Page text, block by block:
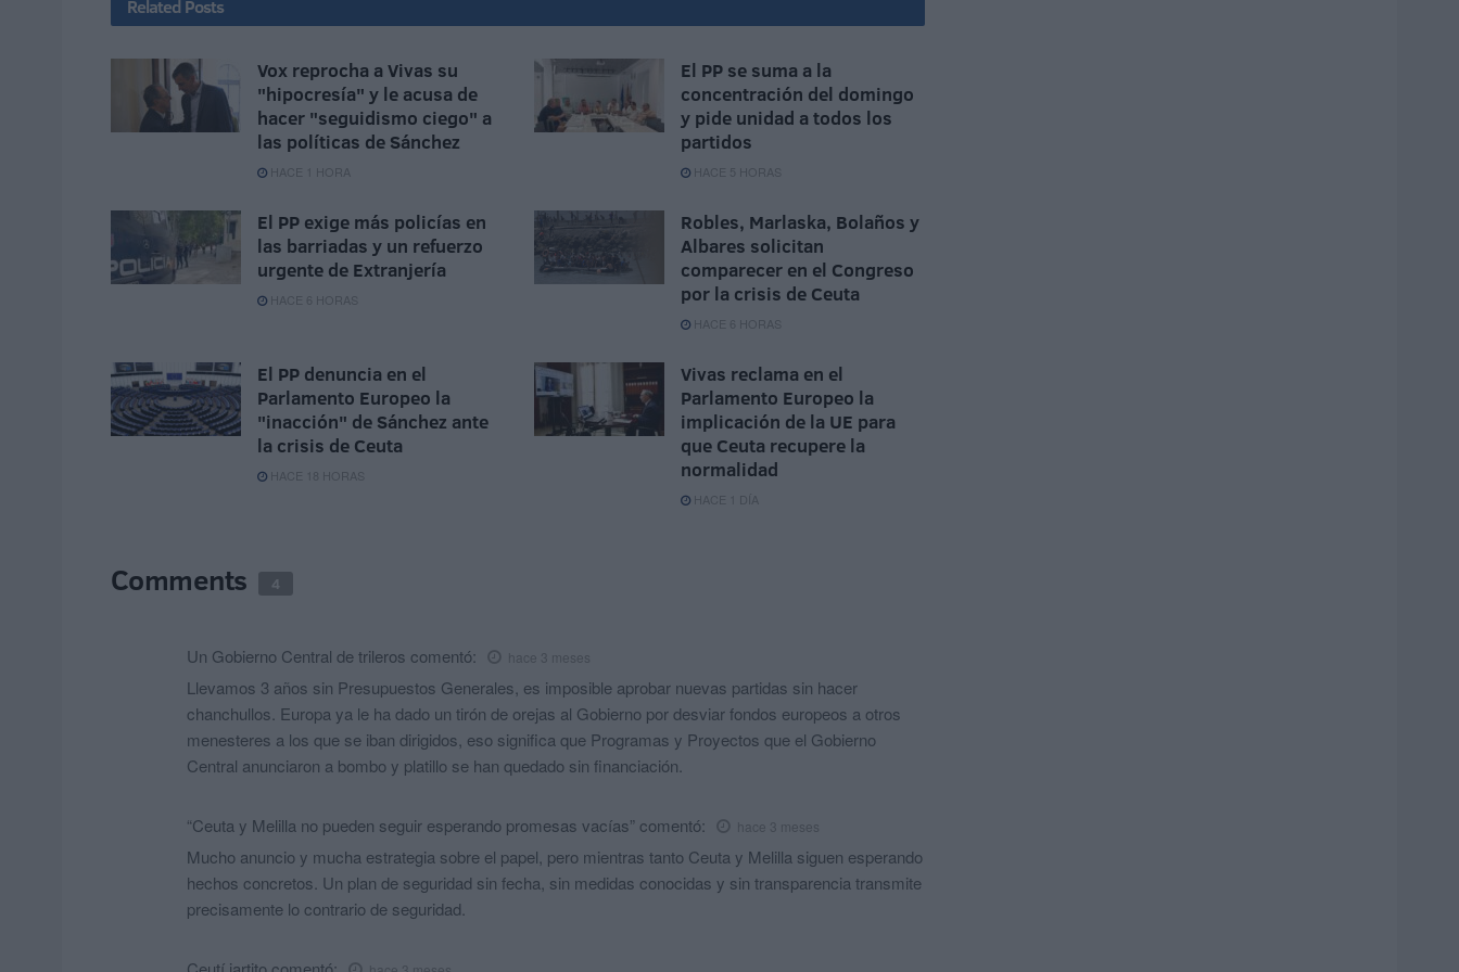
Related Posts
Vox reprocha a Vivas su
"hipocresía" y le acusa de
hacer "seguidismo ciego" a
las políticas de Sánchez
HACE 1 HORA
El PP se suma a la
concentración del domingo
y pide unidad a todos los
partidos
HACE 5 HORAS
El PP exige más policías en
las barriadas y un refuerzo
urgente de Extranjería
HACE 6 HORAS
Robles, Marlaska, Bolaños y
Albares solicitan
comparecer en el Congreso
por la crisis de Ceuta
HACE 6 HORAS
El PP denuncia en el
Parlamento Europeo la
"inacción" de Sánchez ante
la crisis de Ceuta
HACE 18 HORAS
Vivas reclama en el
Parlamento Europeo la
implicación de la UE para
que Ceuta recupere la
normalidad
HACE 1 DÍA
Comments 4
Un Gobierno Central de trileros comentó: hace 3 meses
Llevamos 3 años sin Presupuestos Generales, es imposible aprobar nuevas partidas sin hacer
chanchullos. Europa ya le ha dado un tirón de orejas al Gobierno por desviar fondos europeos a otros
menesteres a los que se iban dirigidos, eso significa que Programas y Proyectos que el Gobierno
Central anunciaron a bombo y platillo se han quedado sin financiación.
“Ceuta y Melilla no pueden seguir esperando promesas vacías” comentó: hace 3 meses
Mucho anuncio y mucha estrategia sobre el papel, pero mientras tanto Ceuta y Melilla siguen esperando
hechos concretos. Un plan de seguridad sin fecha, sin medidas conocidas y sin transparencia transmite
precisamente lo contrario de seguridad.